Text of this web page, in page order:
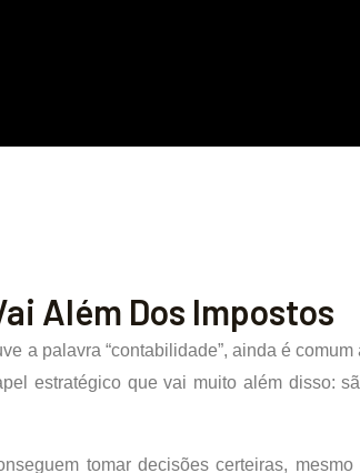
Além Dos Impostos
a palavra “contabilidade”, ainda é
estratégico que vai muito além disso:
tomar decisões certeiras,